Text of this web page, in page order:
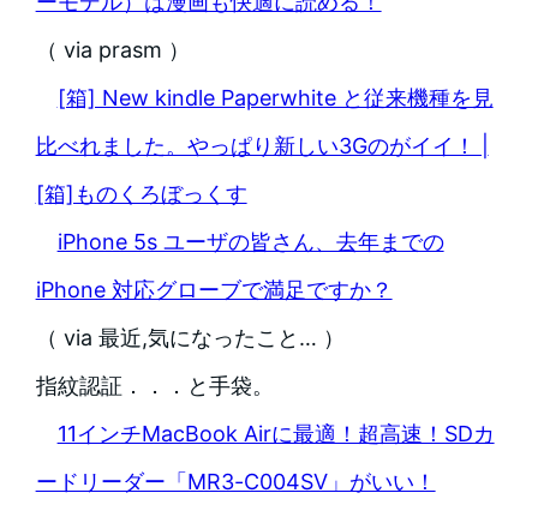
（ via prasm ）
[箱] New kindle Paperwhite と従来機種を見
比べれました。やっぱり新しい3Gのがイイ！ |
[箱]ものくろぼっくす
iPhone 5s ユーザの皆さん、去年までの
iPhone 対応グローブで満足ですか？
（ via 最近,気になったこと… ）
指紋認証．．．と手袋。
11インチMacBook Airに最適！超高速！SDカ
ードリーダー「MR3-C004SV」がいい！